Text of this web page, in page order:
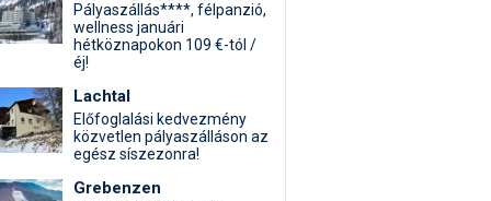
Pályaszállás****, félpanzió,
wellness januári
hétköznapokon 109 €-tól /
éj!
Lachtal
Előfoglalási kedvezmény
közvetlen pályaszálláson az
egész síszezonra!
Grebenzen